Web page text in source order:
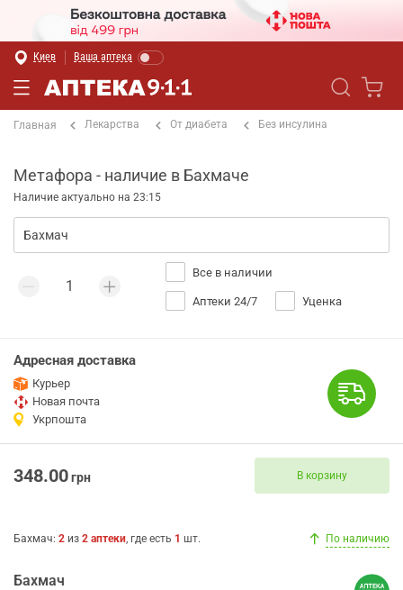
Киев Ваша аптека
Главная Лекарства От диабета Без инсулина
Метафора - наличие в Бахмаче
Наличие актуально на 23:15
Все в наличии
Аптеки 24/7 Уценка
Адресная доставка
Курьер
Новая почта
Укрпошта
348.00грн В корзину
Бахмач: 2 из 2 аптеки, где есть 1 шт. По наличию
Бахмач